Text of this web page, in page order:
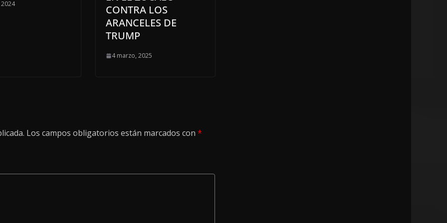
CONTRA LOS
ARANCELES DE
TRUMP
4 marzo, 2025
Los campos obligatorios están marcados con *